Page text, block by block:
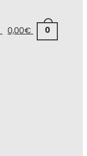
0,00€ 0